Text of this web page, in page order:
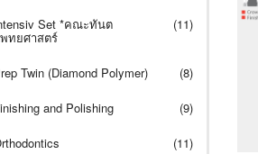
Set *คณะทันต
ทยศาสตร์
(11)
Twin (Diamond Polymer) (8)
and Polishing (9)
(11)